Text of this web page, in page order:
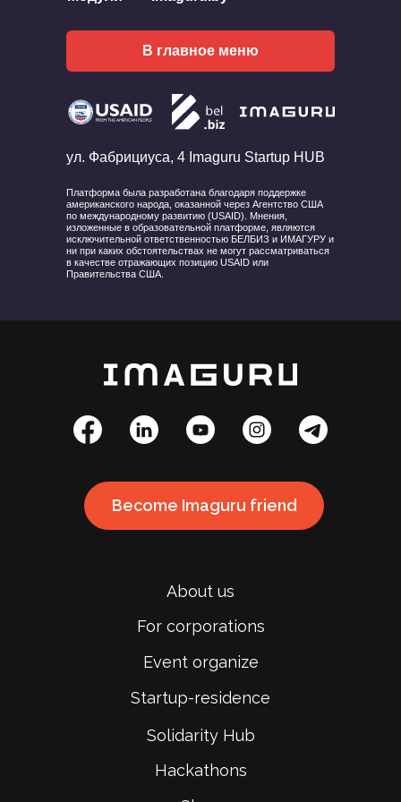
ул. Фабрициуса, 4 Imaguru Startup HUB
Платформа была разработана благодаря поддержке
американского народа, оказанной через Агентство США
по международному развитию (USAID). Мнения,
изложенные в образовательной платформе, являются
исключительной ответственностью БЕЛБИЗ и ИМАГУРУ и
ни при каких обстоятельствах не могут рассматриваться
в качестве отражающих позицию USAID или
Правительства США.
В главное меню
About us
For corporations
Event organize
Startup-residence
Solidarity Hub
Hackathons
Become Imaguru friend